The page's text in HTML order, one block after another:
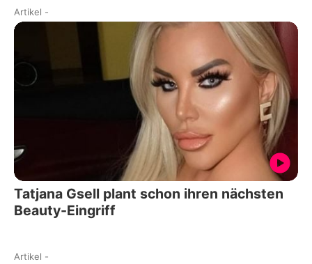
Artikel -
Tatjana Gsell plant schon ihren nächsten
Beauty-Eingriff
Artikel -